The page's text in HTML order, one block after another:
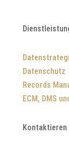
Datenschutz
Records
ECM, DMS
Kontaktieren